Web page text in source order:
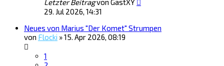
Letzter Beitragvon GastXY
29. Jul 2026, 14:31
Neues von Marius "Der Komet" Strumpen
von Flocki »15. Apr 2026, 08:19
1